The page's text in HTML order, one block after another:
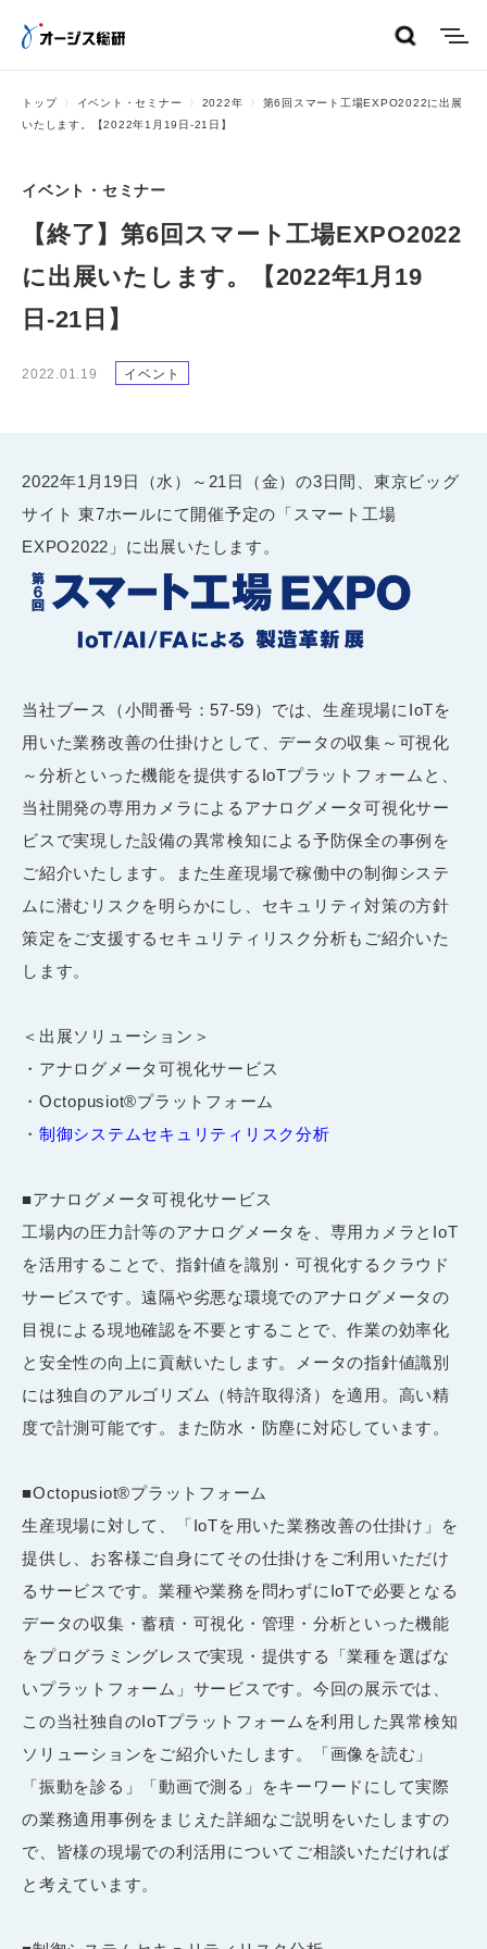
トップ イベント・セミナー 2022年
第6回スマート工場EXPO2022に出展
いたします。【2022年1月19日-21日】
イベント・セミナー
【終了】第6回スマート工場EXPO2022
に出展いたします。【2022年1月19
日-21日】
2022.01.19 イベント
2022年1月19日（水）～21日（金）の3日間、東京ビッグ
サイト 東7ホールにて開催予定の「スマート工場
EXPO2022」に出展いたします。
当社ブース（小間番号：57-59）では、生産現場にIoTを
用いた業務改善の仕掛けとして、データの収集～可視化
～分析といった機能を提供するIoTプラットフォームと、
当社開発の専用カメラによるアナログメータ可視化サー
ビスで実現した設備の異常検知による予防保全の事例を
ご紹介いたします。また生産現場で稼働中の制御システ
ムに潜むリスクを明らかにし、セキュリティ対策の方針
策定をご支援するセキュリティリスク分析もご紹介いた
します。
＜出展ソリューション＞
・アナログメータ可視化サービス
・Octopusiot®プラットフォーム
・ 制御システムセキュリティリスク分析
■アナログメータ可視化サービス
工場内の圧力計等のアナログメータを、専用カメラとIoT
を活用することで、指針値を識別・可視化するクラウド
サービスです。遠隔や劣悪な環境でのアナログメータの
目視による現地確認を不要とすることで、作業の効率化
と安全性の向上に貢献いたします。メータの指針値識別
には独自のアルゴリズム（特許取得済）を適用。高い精
度で計測可能です。また防水・防塵に対応しています。
■Octopusiot®プラットフォーム
生産現場に対して、「IoTを用いた業務改善の仕掛け」を
提供し、お客様ご自身にてその仕掛けをご利用いただけ
るサービスです。業種や業務を問わずにIoTで必要となる
データの収集・蓄積・可視化・管理・分析といった機能
をプログラミングレスで実現・提供する「業種を選ばな
いプラットフォーム」サービスです。今回の展示では、
この当社独自のIoTプラットフォームを利用した異常検知
ソリューションをご紹介いたします。「画像を読む」
「振動を診る」「動画で測る」をキーワードにして実際
の業務適用事例をまじえた詳細なご説明をいたしますの
で、皆様の現場での利活用についてご相談いただければ
と考えています。